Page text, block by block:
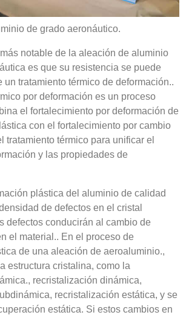
de grado aeronáutico.
notable de la aleación de aluminio
es que su resistencia se puede
un tratamiento térmico de deformación..
por deformación es un proceso
el fortalecimiento por deformación de
con el fortalecimiento por cambio
tratamiento térmico para unificar el
y las propiedades de
plástica del aluminio de calidad
de defectos en el cristal
defectos conducirán al cambio de
el material.. En el proceso de
de una aleación de aeroaluminio.,
estructura cristalina, como la
recristalización dinámica,
recristalización estática, y se
estática. Si estos cambios en